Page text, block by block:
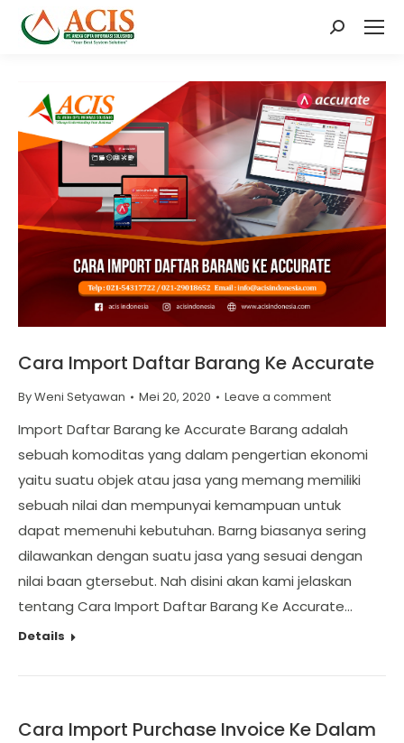
Search:
Cara Import Daftar Barang Ke Accurate
ByWeni Setyawan Mei 20, 2020 Leave a comment
Import Daftar Barang ke Accurate Barang adalah
sebuah komoditas yang dalam pengertian ekonomi
yaitu suatu objek atau jasa yang memang memiliki
sebuah nilai dan mempunyai kemampuan untuk
dapat memenuhi kebutuhan. Barng biasanya sering
dilawankan dengan suatu jasa yang sesuai dengan
nilai baan gtersebut. Nah disini akan kami jelaskan
tentang Cara Import Daftar Barang Ke Accurate…
Details
Cara Import Purchase Invoice Ke Dalam